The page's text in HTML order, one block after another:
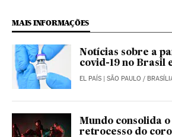
MAIS INFORMAÇÕES
Notícias sobre a
covid-19 no Brasil
EL PAÍS | SÃO PAULO /
Mundo consolida
retrocesso do